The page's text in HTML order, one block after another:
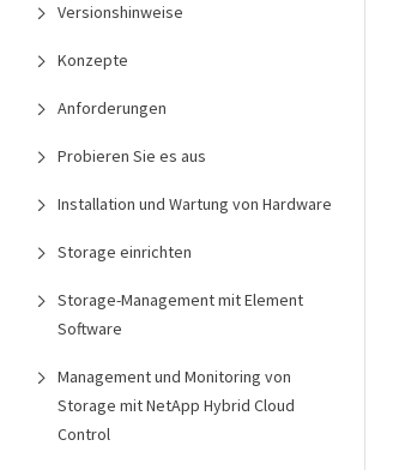
Versionshinweise
Konzepte
Anforderungen
Probieren Sie es aus
Installation und Wartung von Hardware
Storage einrichten
Storage-Management mit Element
Software
Management und Monitoring von
Storage mit NetApp Hybrid Cloud
Control